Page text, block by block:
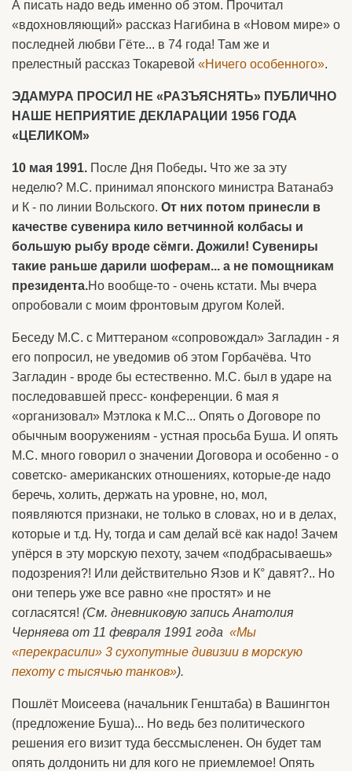
А писать надо ведь именно об этом. Прочитал
«вдохновляющий» рассказ Нагибина в «Новом мире» о
последней любви Гёте... в 74 года! Там же и
прелестный рассказ Токаревой «Ничего особенного».
ЭДАМУРА ПРОСИЛ НЕ «РАЗЪЯСНЯТЬ» ПУБЛИЧНО
НАШЕ НЕПРИЯТИЕ ДЕКЛАРАЦИИ 1956 ГОДА
«ЦЕЛИКОМ»
10 мая 1991. После Дня Победы. Что же за эту
неделю? М.С. принимал японского министра Ватанабэ
и К - по линии Вольского. От них потом принесли в
качестве сувенира кило ветчинной колбасы и
большую рыбу вроде сёмги. Дожили! Сувениры
такие раньше дарили шоферам... а не помощникам
президента.Но вообще-то - очень кстати. Мы вчера
опробовали с моим фронтовым другом Колей.
Беседу М.С. с Миттераном «сопровождал» Загладин - я
его попросил, не уведомив об этом Горбачёва. Что
Загладин - вроде бы естественно. М.С. был в ударе на
последовавшей пресс- конференции. 6 мая я
«организовал» Мэтлока к М.С... Опять о Договоре по
обычным вооружениям - устная просьба Буша. И опять
М.С. много говорил о значении Договора и особенно - о
советско- американских отношениях, которые-де надо
беречь, холить, держать на уровне, но, мол,
появляются признаки, не только в словах, но и в делах,
которые и т.д. Ну, тогда и сам делай всё как надо! Зачем
упёрся в эту морскую пехоту, зачем «подбрасываешь»
подозрения?! Или действительно Язов и К° давят?.. Но
они теперь уже все равно «не простят» и не
согласятся! (См. дневниковую запись Анатолия
Черняева от 11 февраля 1991 года «Мы
«перекрасили» 3 сухопутные дивизии в морскую
пехоту с тысячью танков»).
Пошлёт Моисеева (начальник Генштаба) в Вашингтон
(предложение Буша)... Но ведь без политического
решения его визит туда бессмысленен. Он будет там
опять долдонить ни для кого не приемлемое! Опять